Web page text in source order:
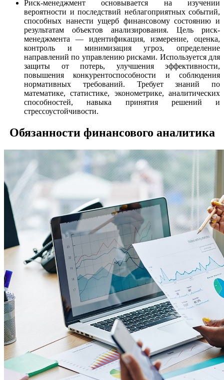
Риск-менеджмент основывается на изучении
вероятности и последствий неблагоприятных событий,
способных нанести ущерб финансовому состоянию и
результатам объектов анализирования. Цель риск-
менеджмента — идентификация, измерение, оценка,
контроль и минимизация угроз, определение
направлений по управлению рисками. Используется для
защиты от потерь, улучшения эффективности,
повышения конкурентоспособности и соблюдения
нормативных требований. Требует знаний по
математике, статистике, эконометрике, аналитических
способностей, навыка принятия решений и
стрессоустойчивости.
Обязанности финансового аналитика